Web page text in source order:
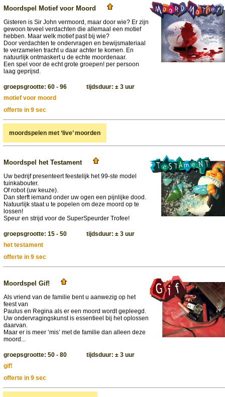
Moordspel Motief voor Moord
Gisteren is Sir John vermoord, maar door wie? Er zijn
gewoon teveel verdachten die allemaal een motief
hebben. Maar welk motief past bij wie?
Door verdachten te ondervragen en bewijsmateriaal
te verzamelen tracht u daar achter te komen. En
natuurlijk ontmaskert u de echte moordenaar.
Een spel voor de echt grote groepen! per persoon
laag geprijsd.
groepsgrootte: 60 - 96 tijdsduur: ± 3 uur
motief voor moord
offerte in 9 sec
moordspelen met ‘live’ moorden
Moordspel het Testament
Uw bedrijf presenteert feestelijk het 99-ste model
tuinkabouter.
Of robot (uw keuze).
Dan sterft iemand onder uw ogen een pijnlijke dood.
Natuurlijk staat u te popelen om deze moord op te
lossen!
Speur en strijd voor de SuperSpeurder Trofee!
groepsgrootte: 15 - 50 tijdsduur: ± 3 uur
het testament
offerte in 9 sec
Moordspel Gif!
Als vriend van de familie bent u aanwezig op het
feest van
Paulus en Regina als er een moord wordt gepleegd.
Uw ondervragingskunst is essentieel bij het oplossen
daarvan.
Maar er is meer ‘mis’ met de familie dan alleen deze
moord...
groepsgrootte: 50 - 80 tijdsduur: ± 3 uur
gif!
offerte in 9 sec